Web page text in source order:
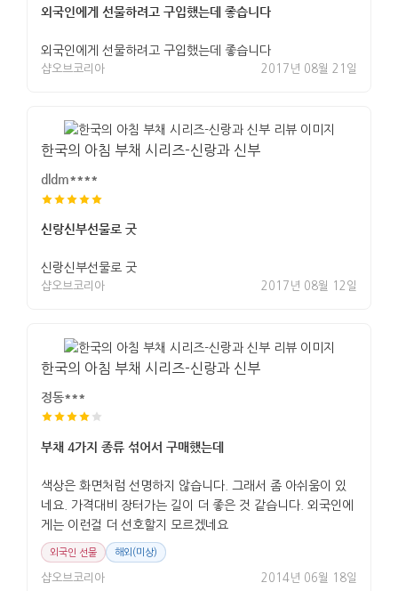
외국인에게 선물하려고 구입했는데 좋습니다
외국인에게 선물하려고 구입했는데 좋습니다
샵오브코리아 2017년 08월 21일
한국의 아침 부채 시리즈-신랑과 신부
dldm****
신랑신부선물로 굿
신랑신부선물로 굿
샵오브코리아 2017년 08월 12일
한국의 아침 부채 시리즈-신랑과 신부
정동***
부채 4가지 종류 섞어서 구매했는데
색상은 화면처럼 선명하지 않습니다. 그래서 좀 아쉬움이 있
네요. 가격대비 장터가는 길이 더 좋은 것 같습니다. 외국인에
게는 이런걸 더 선호할지 모르겠네요
외국인 선물 해외(미상)
샵오브코리아 2014년 06월 18일